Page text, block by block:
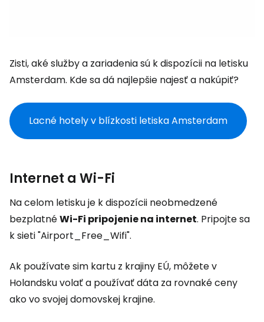
Zisti, aké služby a zariadenia sú k dispozícii na letisku
Amsterdam. Kde sa dá najlepšie najesť a nakúpiť?
Lacné hotely v blízkosti letiska Amsterdam
Internet a Wi-Fi
Na celom letisku je k dispozícii neobmedzené
bezplatnéWi-Fi pripojenie na internet. Pripojte sa
k sieti "Airport_Free_Wifi".
Ak používate sim kartu z krajiny EÚ, môžete v
Holandsku volať a používať dáta za rovnaké ceny
ako vo svojej domovskej krajine.